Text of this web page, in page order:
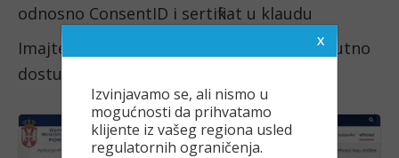
odnosno ConsentID i sertifikat u klaudu
Imajte u vidu da je aplikacija ePorezi trenutno
dostupna samo za Windows računare.
Izvinjavamo se, ali nismo u
mogućnosti da prihvatamo
klijente iz vašeg regiona usled
regulatornih ograničenja.